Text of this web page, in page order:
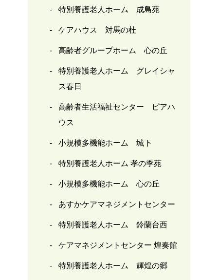
特別養護老人ホーム 成島苑
ケアハウス 対馬の杜
高齢者グループホーム 心の丘
特別養護老人ホーム グレイシャ
ス春日
高齢者生活福祉センター ピアハ
ウス
小規模多機能ホーム 城下
特別養護老人ホーム 孝の季苑
小規模多機能ホーム 心の丘
あすかケアマネジメントセンター
特別養護老人ホーム 鈴蘭台西
ケアマネジメントセンター 煌奏館
特別養護老人ホーム 輝煌の郷